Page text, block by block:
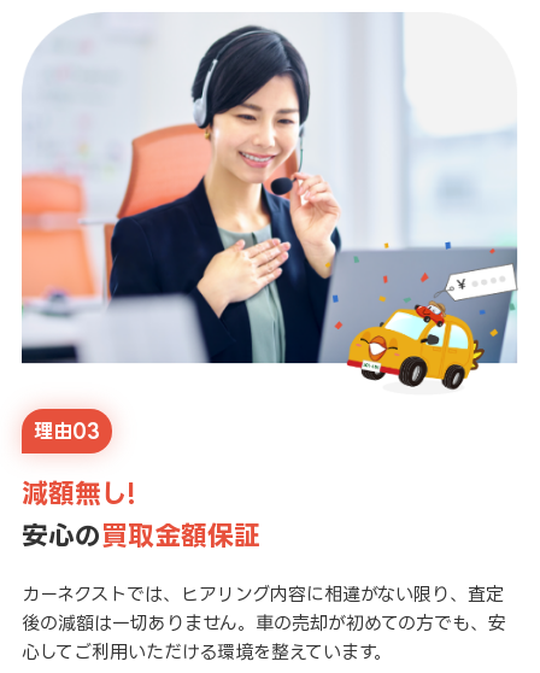
理由03
減額無し!
安心の買取金額保証
カーネクストでは、ヒアリング内容に相違がない限り、査定
後の減額は一切ありません。車の売却が初めての方でも、安
心してご利用いただける環境を整えています。